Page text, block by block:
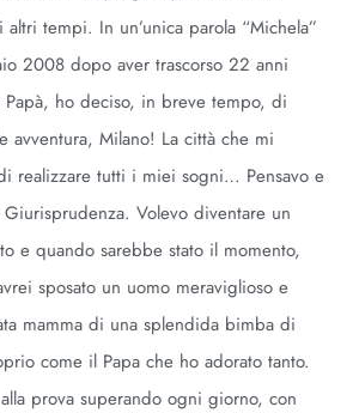
altri tempi. In un’unica parola “Michela”
2008 dopo aver trascorso 22 anni
Papà, ho deciso, in breve tempo, di
avventura, Milano! La città che mi
realizzare tutti i miei sogni… Pensavo e
Volevo diventare un
e quando sarebbe stato il momento,
sposato un uomo meraviglioso e
mamma di una splendida bimba di
come il Papa che ho adorato tanto.
prova superando ogni giorno, con